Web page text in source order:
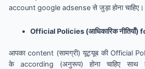
account google adsense से जुड़ा होना चाहिए।
Official Policies (आधिकारिक नीतियाँ)
आपका content (सामग्री) यूट्यूब की Official
के according (अनुरूप) होना चाहिए साथ